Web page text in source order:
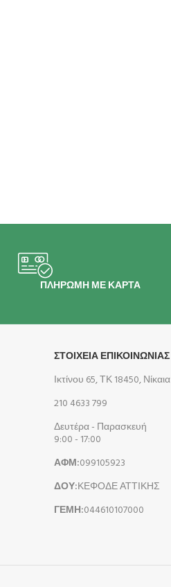
ΠΛΗΡΩΜΗ ΜΕ ΚΑΡΤΑ
ΣΤΟΙΧΕΙΑ ΕΠΙΚΟΙΝΩΝΙΑΣ
Ικτίνου 65, ΤΚ 18450, Νίκαια
210 4633 799
Δευτέρα - Παρασκευή
9:00 - 17:00
ΑΦΜ:099105923
ΔΟΥ:ΚΕΦΟΔΕ ΑΤΤΙΚΗΣ
ΓΕΜΗ:044610107000